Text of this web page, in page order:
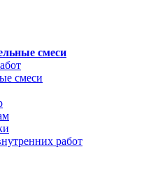
смеси
смеси
работ